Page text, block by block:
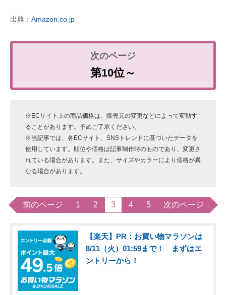
出典： Amazon.co.jp
第10位～
※ECサイト上の商品価格は、販売元の変更などによって変動す
ることがあります。予めご了承ください。
※当記事では、各ECサイト、SNSトレンドに基づいたデータを
使用しています。順位や価格は記事制作時のものであり、変更さ
れている場合があります。また、サイズやカラーにより価格が異
なる場合があります。
前のページ 1 2 3 4 5 次のページ
【楽天】PR：お買い物マラソンは
8/11（火）01:59まで！ まずはエ
ントリーから！